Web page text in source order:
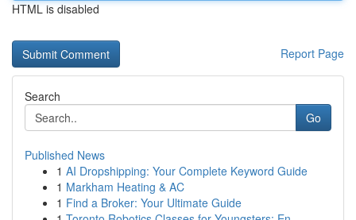
HTML is disabled
Report Page
Search
Go
Published News
1 AI Dropshipping: Your Complete Keyword Guide
1 Markham Heating & AC
1 Find a Broker: Your Ultimate Guide